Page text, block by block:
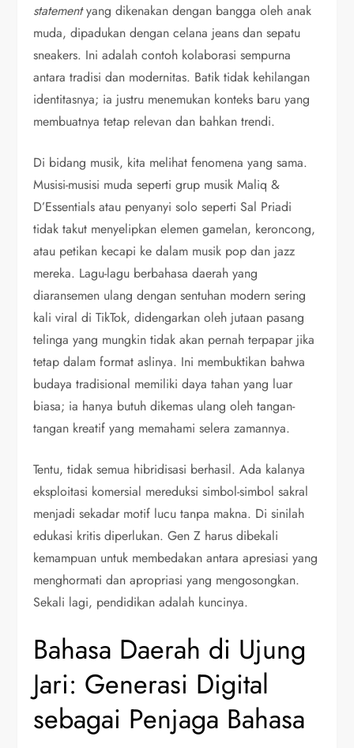
statementyang dikenakan dengan bangga oleh anak
muda, dipadukan dengan celana jeans dan sepatu
sneakers. Ini adalah contoh kolaborasi sempurna
antara tradisi dan modernitas. Batik tidak kehilangan
identitasnya; ia justru menemukan konteks baru yang
membuatnya tetap relevan dan bahkan trendi.
Di bidang musik, kita melihat fenomena yang sama.
Musisi-musisi muda seperti grup musik Maliq &
D’Essentials atau penyanyi solo seperti Sal Priadi
tidak takut menyelipkan elemen gamelan, keroncong,
atau petikan kecapi ke dalam musik pop dan jazz
mereka. Lagu-lagu berbahasa daerah yang
diaransemen ulang dengan sentuhan modern sering
kali viral di TikTok, didengarkan oleh jutaan pasang
telinga yang mungkin tidak akan pernah terpapar jika
tetap dalam format aslinya. Ini membuktikan bahwa
budaya tradisional memiliki daya tahan yang luar
biasa; ia hanya butuh dikemas ulang oleh tangan-
tangan kreatif yang memahami selera zamannya.
Tentu, tidak semua hibridisasi berhasil. Ada kalanya
eksploitasi komersial mereduksi simbol-simbol sakral
menjadi sekadar motif lucu tanpa makna. Di sinilah
edukasi kritis diperlukan. Gen Z harus dibekali
kemampuan untuk membedakan antara apresiasi yang
menghormati dan apropriasi yang mengosongkan.
Sekali lagi, pendidikan adalah kuncinya.
Bahasa Daerah di Ujung
Jari: Generasi Digital
sebagai Penjaga Bahasa